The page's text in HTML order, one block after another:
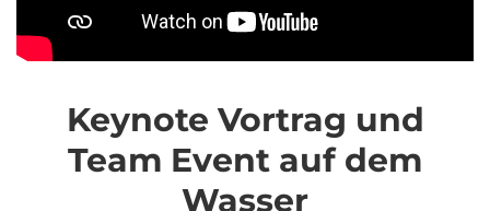
Keynote Vortrag und
Team Event auf dem
Wasser